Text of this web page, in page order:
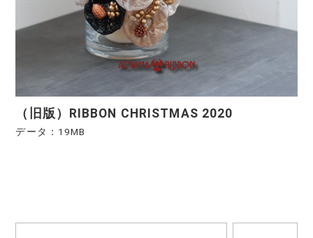
（旧版）RIBBON CHRISTMAS 2020
データ：19MB